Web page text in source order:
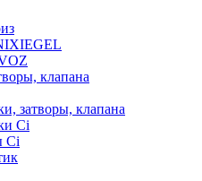
клапана
затворы, клапана
Ci
Ci